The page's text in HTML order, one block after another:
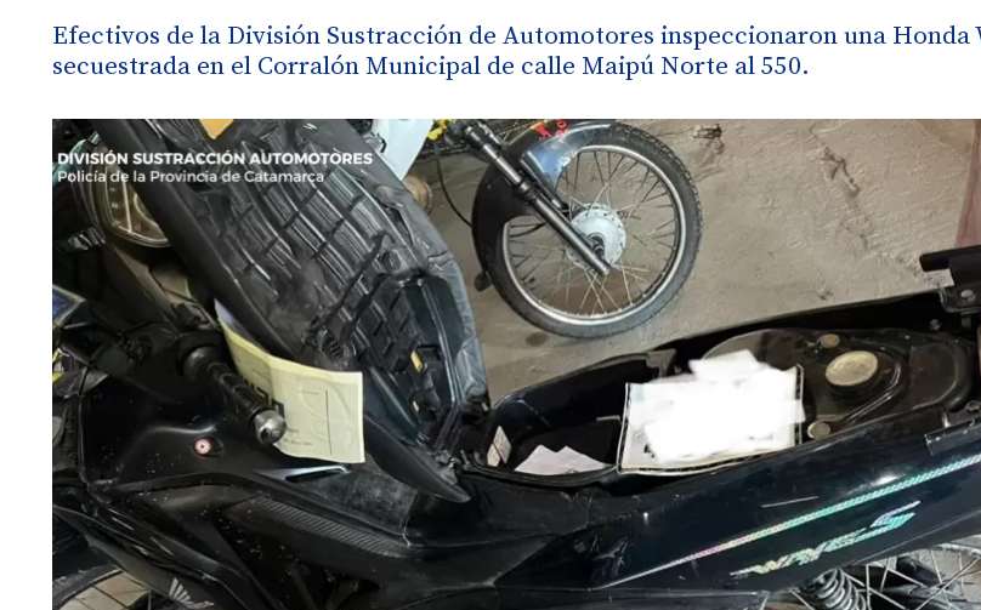
Efectivos de la División Sustracción de Automotores inspeccionaron una Honda
secuestrada en el Corralón Municipal de calle Maipú Norte al 550.